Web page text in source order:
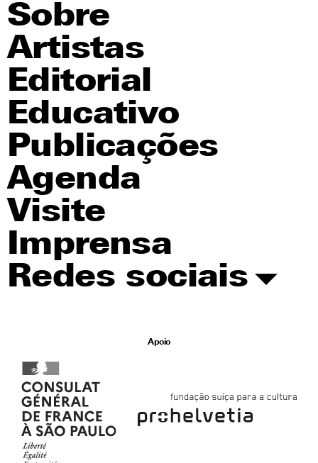
Sobre
Artistas
Editorial
Educativo
Publicações
Agenda
Visite
Imprensa
Redes sociais
Apoio